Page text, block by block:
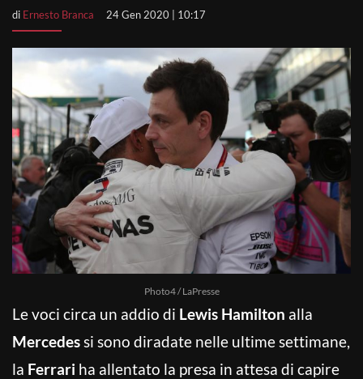
di Ernesto Branca 24 Gen 2020 | 10:17
Photo4 / LaPresse
Le voci circa un addio di Lewis Hamilton alla
Mercedessi sono diradate nelle ultime settimane,
la Ferrari ha allentato la presa in attesa di capire